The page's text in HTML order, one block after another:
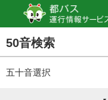
50音検索
五十音選択